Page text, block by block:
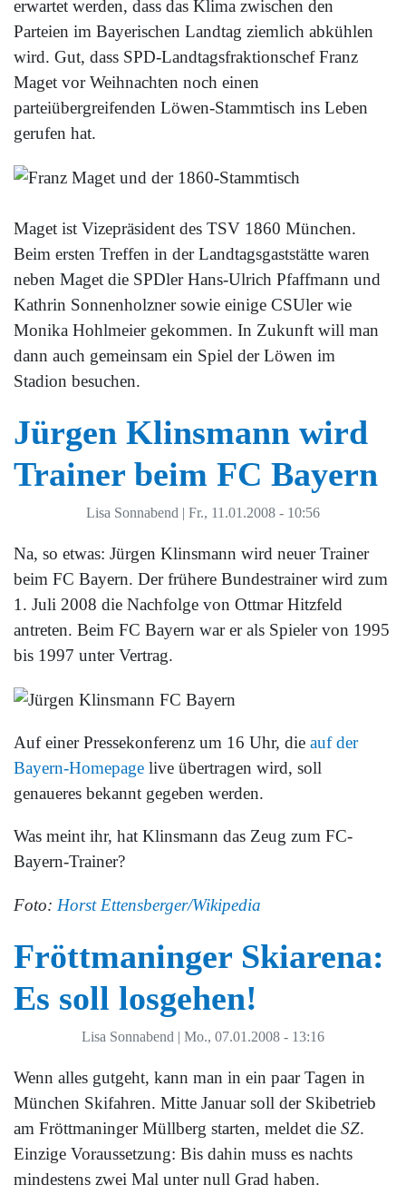
erwartet werden, dass das Klima zwischen den
Parteien im Bayerischen Landtag ziemlich abkühlen
wird. Gut, dass SPD-Landtagsfraktionschef Franz
Maget vor Weihnachten noch einen
parteiübergreifenden Löwen-Stammtisch ins Leben
gerufen hat.
Maget ist Vizepräsident des TSV 1860 München.
Beim ersten Treffen in der Landtagsgaststätte waren
neben Maget die SPDler Hans-Ulrich Pfaffmann und
Kathrin Sonnenholzner sowie einige CSUler wie
Monika Hohlmeier gekommen. In Zukunft will man
dann auch gemeinsam ein Spiel der Löwen im
Stadion besuchen.
Jürgen Klinsmann wird
Trainer beim FC Bayern
Lisa Sonnabend | Fr., 11.01.2008 - 10:56
Na, so etwas: Jürgen Klinsmann wird neuer Trainer
beim FC Bayern. Der frühere Bundestrainer wird zum
1. Juli 2008 die Nachfolge von Ottmar Hitzfeld
antreten. Beim FC Bayern war er als Spieler von 1995
bis 1997 unter Vertrag.
Auf einer Pressekonferenz um 16 Uhr, die auf der
Bayern-Homepage live übertragen wird, soll
genaueres bekannt gegeben werden.
Was meint ihr, hat Klinsmann das Zeug zum FC-
Bayern-Trainer?
Foto: Horst Ettensberger/Wikipedia
Fröttmaninger Skiarena:
Es soll losgehen!
Lisa Sonnabend | Mo., 07.01.2008 - 13:16
Wenn alles gutgeht, kann man in ein paar Tagen in
München Skifahren. Mitte Januar soll der Skibetrieb
am Fröttmaninger Müllberg starten, meldet die SZ.
Einzige Voraussetzung: Bis dahin muss es nachts
mindestens zwei Mal unter null Grad haben.